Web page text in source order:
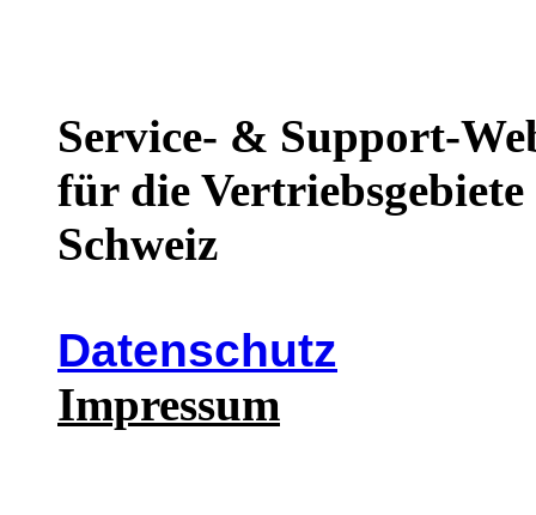
Service- & Support-
für die
Schweiz
Datenschutz
Impressum